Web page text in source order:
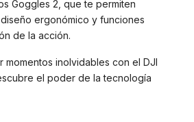
Goggles 2, que te permiten
ergonómico y funciones
de la acción.
inolvidables con el DJI
el poder de la tecnología